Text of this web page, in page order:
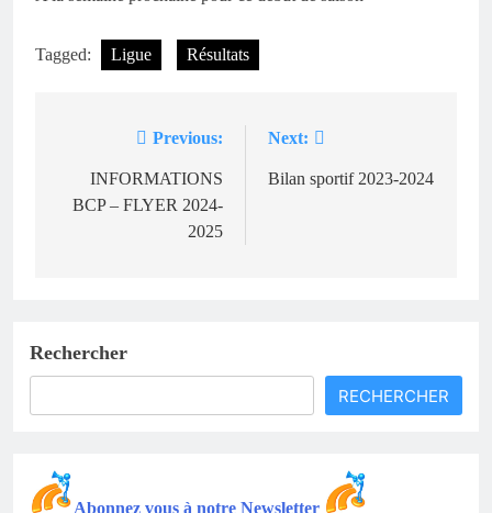
Tagged: Ligue Résultats
NavigationPrevious:
INFORMATIONS
BCP – FLYER 2024-
2025
Next:
Bilan sportif 2023-2024
Rechercher
RECHERCHER
Abonnez vous à notre Newsletter